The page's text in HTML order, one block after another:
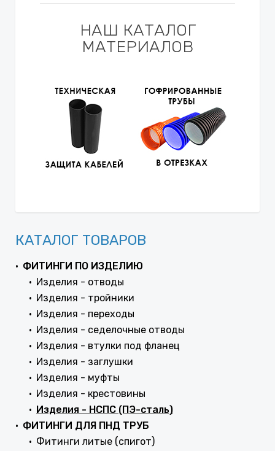
НАШ КАТАЛОГ
МАТЕРИАЛОВ
КАТАЛОГ ТОВАРОВ
ФИТИНГИ ПО ИЗДЕЛИЮ
Изделия - отводы
Изделия - тройники
Изделия - переходы
Изделия - седелочные отводы
Изделия - втулки под фланец
Изделия - заглушки
Изделия - муфты
Изделия - крестовины
Изделия - НСПС (ПЭ-сталь)
ФИТИНГИ ДЛЯ ПНД ТРУБ
Фитинги литые (спигот)